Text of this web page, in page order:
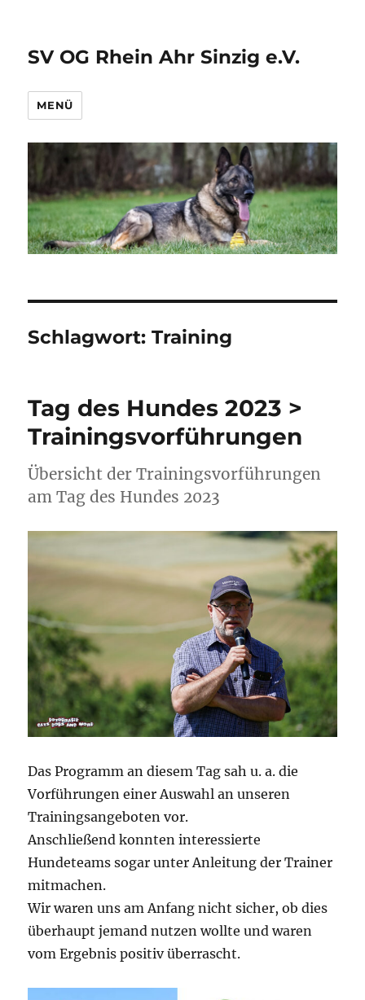
SV OG Rhein Ahr Sinzig e.V.
MENÜ
Schlagwort:Training
Tag des Hundes 2023 >
Trainingsvorführungen
Übersicht der Trainingsvorführungen
am Tag des Hundes 2023
Das Programm an diesem Tag sah u. a. die
Vorführungen einer Auswahl an unseren
Trainingsangeboten vor.
Anschließend konnten interessierte
Hundeteams sogar unter Anleitung der Trainer
mitmachen.
Wir waren uns am Anfang nicht sicher, ob dies
überhaupt jemand nutzen wollte und waren
vom Ergebnis positiv überrascht.